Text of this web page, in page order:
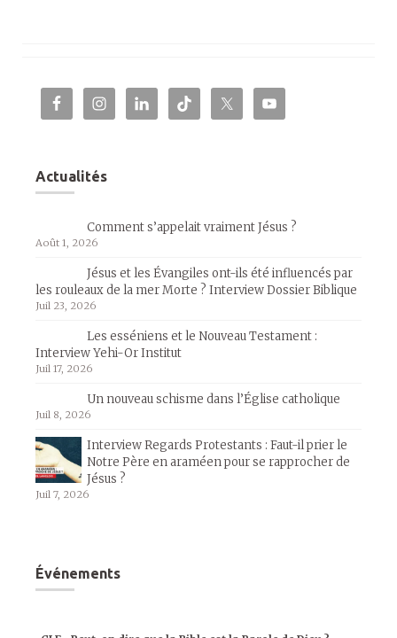
Actualités
Comment s’appelait vraiment Jésus ?
Août 1, 2026
Jésus et les Évangiles ont-ils été influencés par
les rouleaux de la mer Morte ? Interview Dossier Biblique
Juil 23, 2026
Les esséniens et le Nouveau Testament :
Interview Yehi-Or Institut
Juil 17, 2026
Un nouveau schisme dans l’Église catholique
Juil 8, 2026
Interview Regards Protestants : Faut-il prier le
Notre Père en araméen pour se rapprocher de
Jésus ?
Juil 7, 2026
Événements